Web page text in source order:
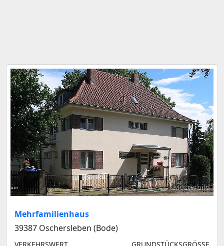
Musterbild
Mehrfamilienhaus
39387 Oschersleben (Bode)
VERKEHRSWERT
GRUNDSTÜCKSGRÖSSE C